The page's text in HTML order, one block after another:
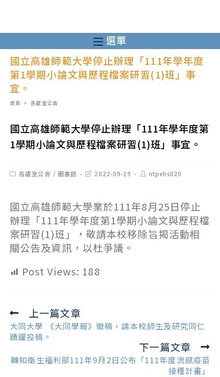
至
主
容
選單
國立高雄師範大學停止辦理「111年學年度
第1學期小論文與歷程檔案研習(1)班」事
宜。
首頁 > 各處室公告
國立高雄師範大學停止辦理「111年學年度第
1學期小論文與歷程檔案研習(1)班」事宜。
Post各處室公告 / 圖書館
Post2022-09-19
Post
author:
ntpehs020
國立高雄師範大學業於111年8月25日停止
辦理「111年學年度第1學期小論文與歷程檔
案研習(1)班」，敬請本校移除旨揭活動相
關公告及資訊，以杜爭議。
Post Views: 188
Read
more
articles
上一篇文章
大同大學 《大同學報》徵稿，請本校師生及研究同仁
踴躍投稿。
下一篇文章
轉知衛生福利部111年9月2日公布「111年度流感疫苗
接種計畫」